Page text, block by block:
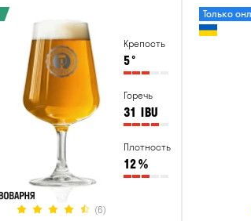
Крепость
5°
Горечь
31 IBU
Плотность
12%
(6)
Только